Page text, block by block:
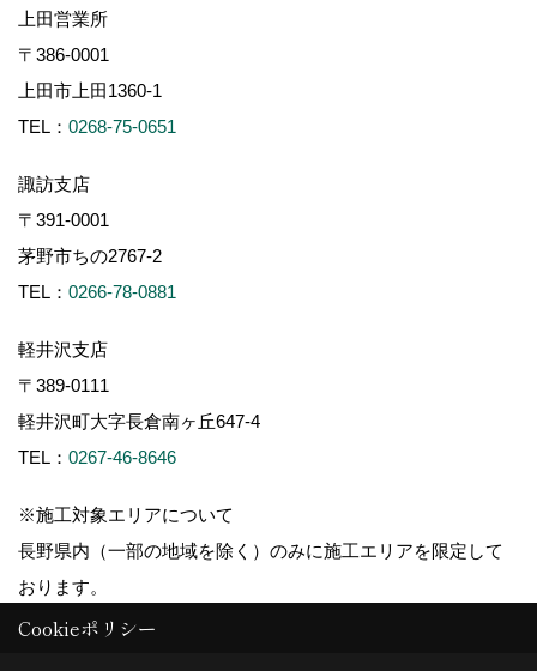
上田営業所
〒386-0001
上田市上田1360-1
TEL： 0268-75-0651
諏訪支店
〒391-0001
茅野市ちの2767-2
TEL： 0266-78-0881
軽井沢支店
〒389-0111
軽井沢町大字長倉南ヶ丘647-4
TEL： 0267-46-8646
※施工対象エリアについて
長野県内（一部の地域を除く）のみに施工エリアを限定して
おります。
Cookieポリシー